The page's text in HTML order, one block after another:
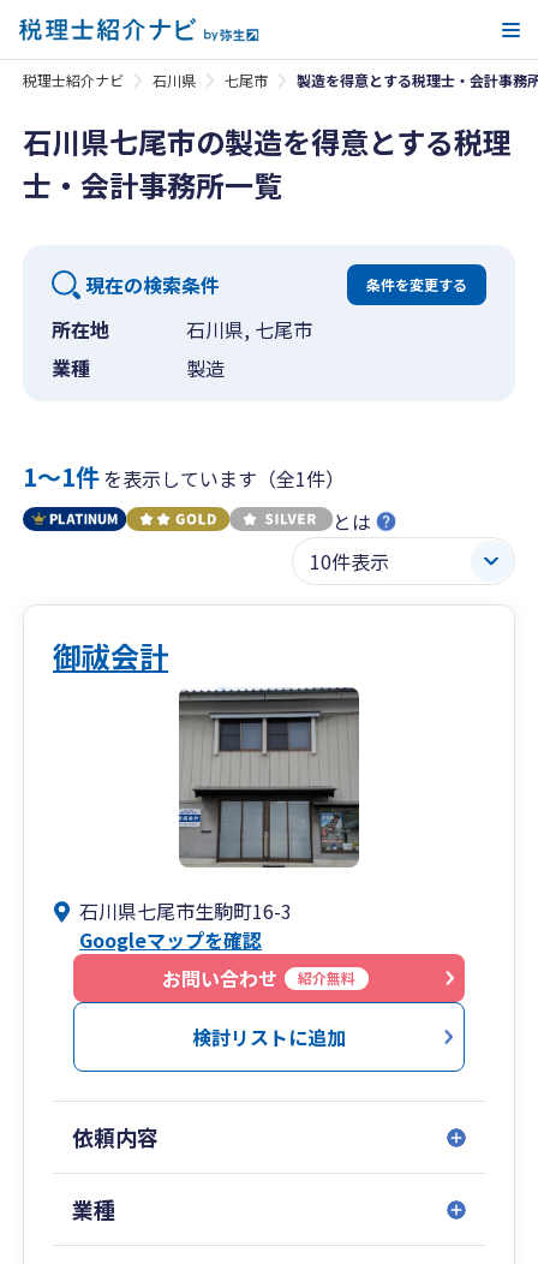
税理士紹介ナビ 石川県 七尾市 製造を得意とする税理士・会計事務
石川県七尾市の製造を得意とする税理
士・会計事務所一覧
現在の検索条件 条件を変更する
所在地
石川県, 七尾市
業種
製造
1〜1件を表示しています（全1件）
とは
御祓会計
石川県七尾市生駒町16-3
Googleマップを確認
お問い合わせ
紹介無料
検討リストに追加
依頼内容
業種